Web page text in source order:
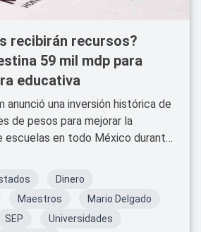
recibirán recursos?
59 mil mdp para
educativa
anunció una inversión histórica de
de pesos para mejorar la
escuelas en todo México durante
Dinero
Maestros
Mario Delgado
SEP
Universidades